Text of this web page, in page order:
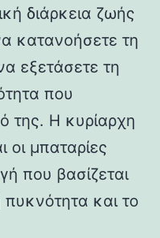
διάρκεια ζωής
κατανοήσετε τη
εξετάσετε τη
που
της. Η κυρίαρχη
οι μπαταρίες
που βασίζεται
και το